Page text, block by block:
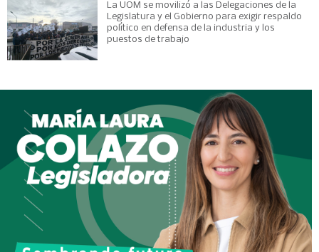
La UOM se movilizó a las Delegaciones de la
Legislatura y el Gobierno para exigir respaldo
político en defensa de la industria y los
puestos de trabajo